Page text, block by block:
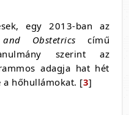
egy 2013-ban az
Obstetrics című
szerint az
adagja hat hét
a hőhullámokat. [3]